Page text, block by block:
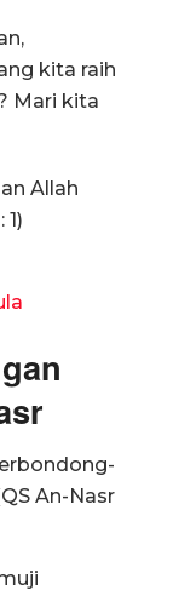
kita raih
Mari kita
Allah
An-Nasr